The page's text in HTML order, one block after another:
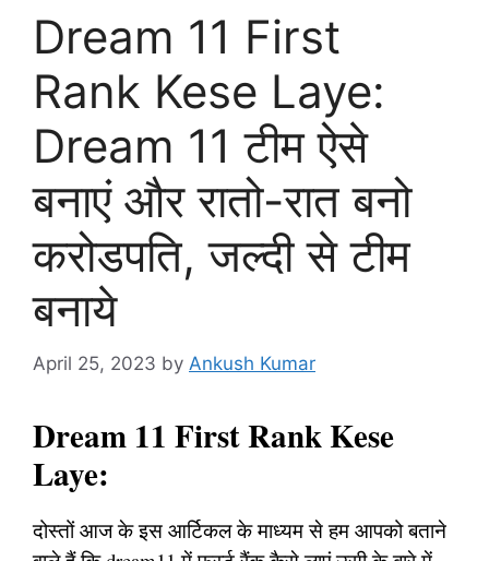
Dream 11 First
Rank Kese Laye:
Dream 11 टीम ऐसे
बनाएं और रातो-रात बनो
करोडपति, जल्दी से टीम
बनाये
April 25, 2023 by Ankush Kumar
Dream 11 First Rank Kese
Laye:
दोस्तों आज के इस आर्टिकल के माध्यम से हम आपको बताने